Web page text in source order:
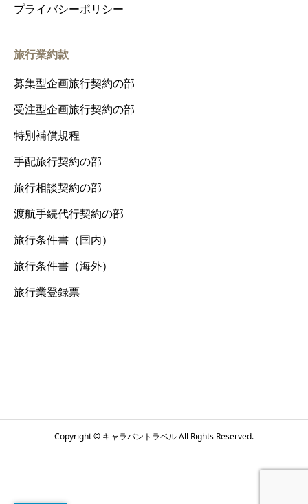
プライバシーポリシー
旅行業約款
募集型企画旅行契約の部
受注型企画旅行契約の部
特別補償規程
手配旅行契約の部
旅行相談契約の部
渡航手続代行契約の部
旅行条件書（国内）
旅行条件書（海外）
旅行業登録票
Copyright © キャラバントラベル All Rights Reserved.